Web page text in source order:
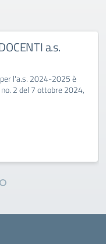
a.s.
l'a.s. 2024-2025 è
2 del 7 ottobre 2024,